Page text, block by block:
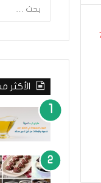
الأكثر